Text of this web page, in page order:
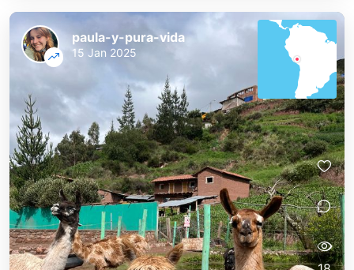
paula-y-pura-vida
15 Jan 2025